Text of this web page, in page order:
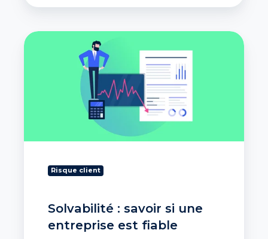
Solvabilité
Risque client
Solvabilité : savoir si une
entreprise est fiable